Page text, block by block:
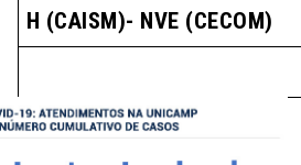
H (CAISM)- NVE (CECOM)